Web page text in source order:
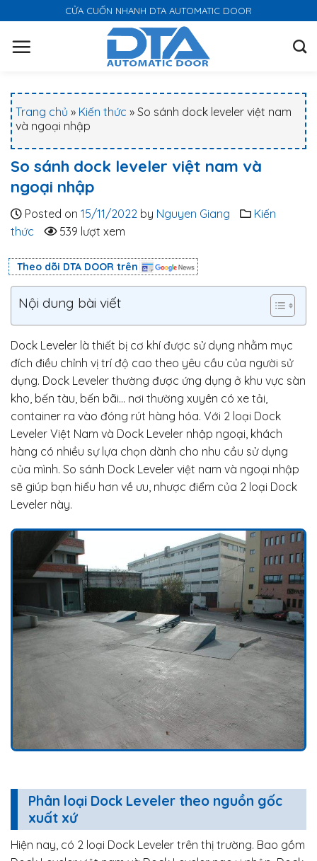
k
CỬA CUỐN NHANH DTA AUTOMATIC DOOR
Trang chủ » Kiến thức » So sánh dock leveler việt nam
và ngoại nhập
So sánh dock leveler việt nam và
ngoại nhập
Posted on 15/11/2022 by Nguyen Giang
Kiến
thức
539 lượt xem
Theo dõi DTA DOOR trên
Nội dung bài viết
Dock Leveler là thiết bị cơ khí được sử dụng nhằm mục
đích điều chỉnh vị trí độ cao theo yêu cầu của người sử
dụng. Dock Leveler thường được ứng dụng ở khu vực sàn
kho, bến tàu, bến bãi… nơi thường xuyên có xe tải,
container ra vào đóng rút hàng hóa. Với 2 loại Dock
Leveler Việt Nam và Dock Leveler nhập ngoại, khách
hàng có nhiều sự lựa chọn dành cho nhu cầu sử dụng
của mình. So sánh Dock Leveler việt nam và ngoại nhập
sẽ giúp bạn hiểu hơn về ưu, nhược điểm của 2 loại Dock
Leveler này.
Phân loại Dock Leveler theo nguồn gốc
xuất xứ
Hiện nay, có 2 loại Dock Leveler trên thị trường. Bao gồm